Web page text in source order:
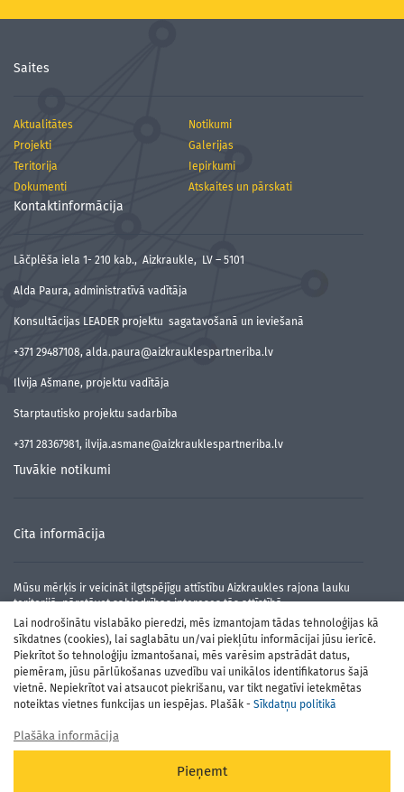
Lai nodrošinātu vislabāko pieredzi, mēs izmantojam tādas tehnoloģijas kā
sīkdatnes (cookies), lai saglabātu un/vai piekļūtu informācijai jūsu ierīcē.
Piekrītot šo tehnoloģiju izmantošanai, mēs varēsim apstrādāt datus,
piemēram, jūsu pārlūkošanas uzvedību vai unikālos identifikatorus šajā
vietnē. Nepiekrītot vai atsaucot piekrišanu, var tikt negatīvi ietekmētas
noteiktas vietnes funkcijas un iespējas. Plašāk - Sīkdatņu politikā
Plašāka informācija
Pieņemt
Saites
Aktualitātes
Notikumi
Projekti
Galerijas
Teritorija
Iepirkumi
Dokumenti
Atskaites un pārskati
Kontaktinformācija
Lāčplēša iela 1- 210 kab., Aizkraukle, LV – 5101
Alda Paura, administratīvā vadītāja
Konsultācijas LEADER projektu sagatavošanā un ieviešanā
+371 29487108, alda.paura@aizkrauklespartneriba.lv
Ilvija Ašmane, projektu vadītāja
Starptautisko projektu sadarbība
+371 28367981, ilvija.asmane@aizkrauklespartneriba.lv
Tuvākie notikumi
Cita informācija
Mūsu mērķis ir veicināt ilgtspējīgu attīstību Aizkraukles rajona lauku
teritorijā, pārstāvot sabiedrības intereses tās attīstībā.
Atbalsta Zemkopības ministrija un Lauku atbalsta dienests
© Aizkraukles Partnerība 2026, Powered by